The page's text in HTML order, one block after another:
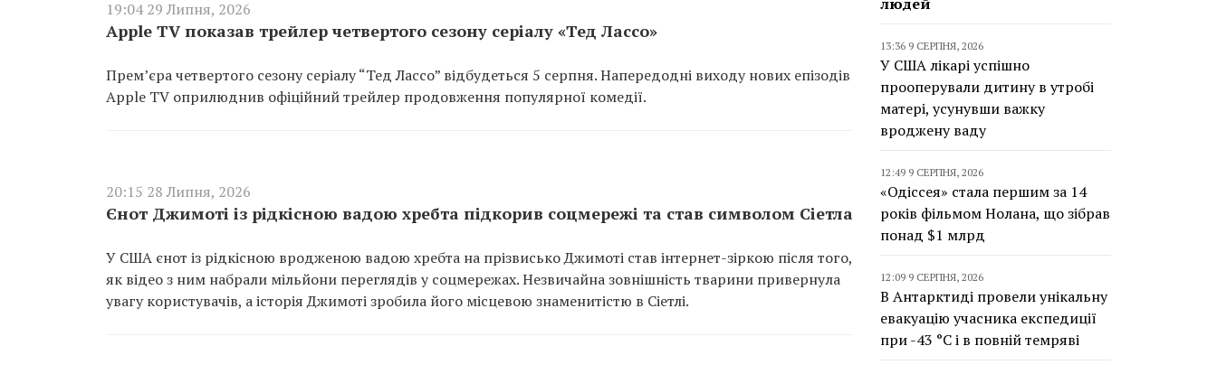
19:04 29 Липня, 2026
Apple TV показав трейлер четвертого сезону серіалу «Тед Лассо»
Прем’єра четвертого сезону серіалу “Тед Лассо” відбудеться 5 серпня. Напередодні виходу нових епізодів
Apple TV оприлюднив офіційний трейлер продовження популярної комедії.
20:15 28 Липня, 2026
Єнот Джимоті із рідкісною вадою хребта підкорив соцмережі та став символом Сіетла
У США єнот із рідкісною вродженою вадою хребта на прізвисько Джимоті став інтернет-зіркою після того,
як відео з ним набрали мільйони переглядів у соцмережах. Незвичайна зовнішність тварини привернула
увагу користувачів, а історія Джимоті зробила його місцевою знаменитістю в Сіетлі.
13:36 9 СЕРПНЯ, 2026
У США лікарі успішно
прооперували дитину в утробі
матері, усунувши важку
вроджену ваду
12:49 9 СЕРПНЯ, 2026
«Одіссея» стала першим за 14
років фільмом Нолана, що зібрав
понад $1 млрд
12:09 9 СЕРПНЯ, 2026
В Антарктиді провели унікальну
евакуацію учасника експедиції
при -43 °C і в повній темряві